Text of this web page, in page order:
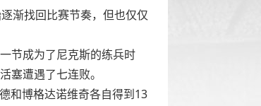
渐找回比赛节奏，但也仅仅
节成为了尼克斯的练兵时
塞遭遇了七连败。
和博格达诺维奇各自得到13